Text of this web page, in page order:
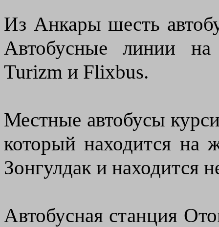
Из Анкары шесть
Автобусные линии
Turizm и Flixbus.
Местные автобусы
который находится на
Зонгулдак и находится
Автобусная станция